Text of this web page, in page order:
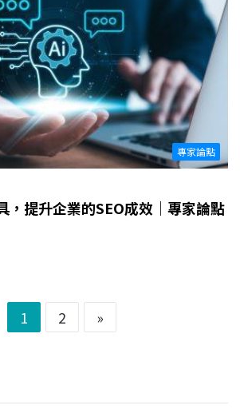
專家論點
，提升企業的SEO成效｜專家論點
1 2 »